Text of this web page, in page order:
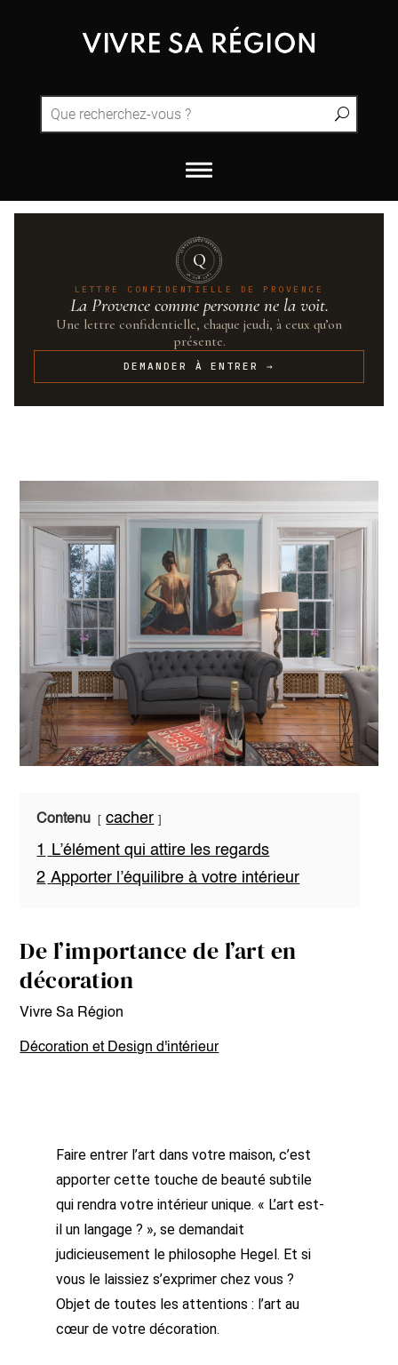
QUINTESSENCE·PROVENCE
UN·SUR·CENT
Q
LETTRE CONFIDENTIELLE DE PROVENCE
La Provence comme personne ne la voit.
Une lettre confidentielle, chaque jeudi, à ceux qu’on
présente.
DEMANDER À ENTRER →
Contenu
cacher
1
L’élément qui attire les regards
2 Apporter l’équilibre à votre intérieur
De l’importance de l’art en
décoration
Vivre Sa Région
Décoration et Design d'intérieur
Faire entrer l’art dans votre maison, c’est
apporter cette touche de beauté subtile
qui rendra votre intérieur unique. « L’art est-
il un langage ? », se demandait
judicieusement le philosophe Hegel. Et si
vous le laissiez s’exprimer chez vous ?
Objet de toutes les attentions : l’art au
cœur de votre décoration.